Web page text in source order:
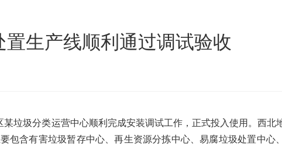
旧沙发床垫 广东移动式建筑垃圾处理项目
生产线顺利通过调试验收
垃圾分类运营中心顺利完成安装调试工作，正式投入使用。西北
包含有害垃圾暂存中心、再生资源分拣中心、易腐垃圾处置中心